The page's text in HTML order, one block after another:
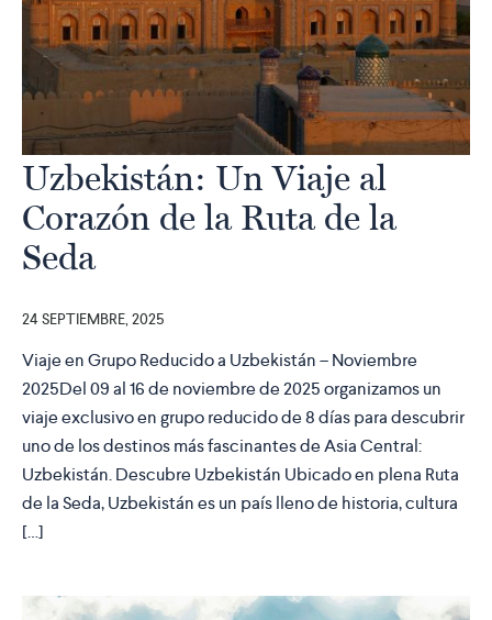
Uzbekistán: Un Viaje al
Corazón de la Ruta de la
Seda
24 SEPTIEMBRE, 2025
Viaje en Grupo Reducido a Uzbekistán – Noviembre
2025Del 09 al 16 de noviembre de 2025 organizamos un
viaje exclusivo en grupo reducido de 8 días para descubrir
uno de los destinos más fascinantes de Asia Central:
Uzbekistán. Descubre Uzbekistán Ubicado en plena Ruta
de la Seda, Uzbekistán es un país lleno de historia, cultura
[…]